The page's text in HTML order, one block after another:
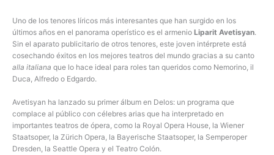
Uno de los tenores líricos más interesantes que han surgido en los
últimos años en el panorama operístico es el armenio Liparit Avetisyan.
Sin el aparato publicitario de otros tenores, este joven intérprete está
cosechando éxitos en los mejores teatros del mundo gracias a su canto
alla italiana que lo hace ideal para roles tan queridos como Nemorino, il
Duca, Alfredo o Edgardo.
Avetisyan ha lanzado su primer álbum en Delos: un programa que
complace al público con célebres arias que ha interpretado en
importantes teatros de ópera, como la Royal Opera House, la Wiener
Staatsoper, la Zürich Opera, la Bayerische Staatsoper, la Semperoper
Dresden, la Seattle Opera y el Teatro Colón.